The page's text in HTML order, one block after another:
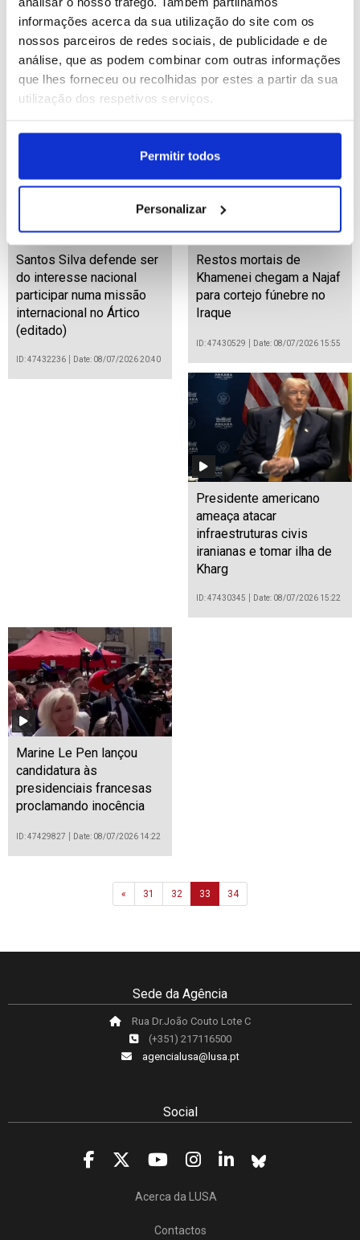
informações acerca da sua utilização do site com os
nossos parceiros de redes sociais, de publicidade e de
análise, que as podem combinar com outras informações
que lhes forneceu ou recolhidas por estes a partir da sua
utilização dos respetivos serviços.
Permitir todos
Personalizar
NATO/Cimeira: Trump não
tenciona retomar guerra
no Irão e ação será “muito
rápida”
ID: 47432344 Date: 08/07/2026 21:08
Milhares de pessoas
aguardam a chegada do
caixão de Khamenei a
Karbala
ID: 47432298
Santos Silva defende ser
do interesse nacional
participar numa missão
internacional no Ártico
(editado)
ID: 47432236 Date: 08/07/2026 20:40
Restos mortais de
Khamenei chegam a Najaf
para cortejo fúnebre no
Iraque
ID: 47430529 Date: 08/07/2026 15:55
Presidente americano
ameaça atacar
infraestruturas civis
iranianas e tomar ilha de
Kharg
ID: 47430345 Date: 08/07/2026 15:22
Marine Le Pen lançou
candidatura às
presidenciais francesas
proclamando inocência
ID: 47429827 Date: 08/07/2026 14:22
« Previous
31 32 33 34
Sede da Agência
Rua Dr.João Couto Lote C
(+351) 217116500
agencialusa@lusa.pt
Social
Acerca da LUSA
Contactos